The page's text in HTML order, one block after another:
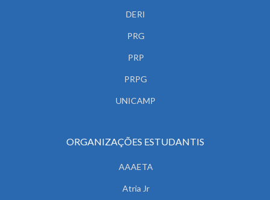
DERI
PRG
PRP
PRPG
UNICAMP
ORGANIZAÇÕES ESTUDANTIS
AAAETA
Atria Jr